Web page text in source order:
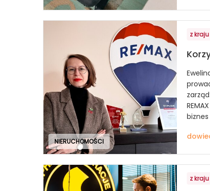
NIERUCHOMOŚCI
z kraju
biznes
z kraju